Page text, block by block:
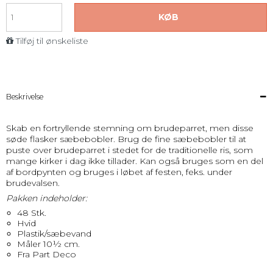
KØB
Tilføj til ønskeliste
Beskrivelse
Skab en fortryllende stemning om brudeparret, men disse
søde flasker sæbebobler. Brug de fine sæbebobler til at
puste over brudeparret i stedet for de traditionelle ris, som
mange kirker i dag ikke tillader. Kan også bruges som en del
af bordpynten og bruges i løbet af festen, feks. under
brudevalsen.
Pakken indeholder:
48 Stk.
Hvid
Plastik/sæbevand
Måler 10½ cm.
Fra Part Deco